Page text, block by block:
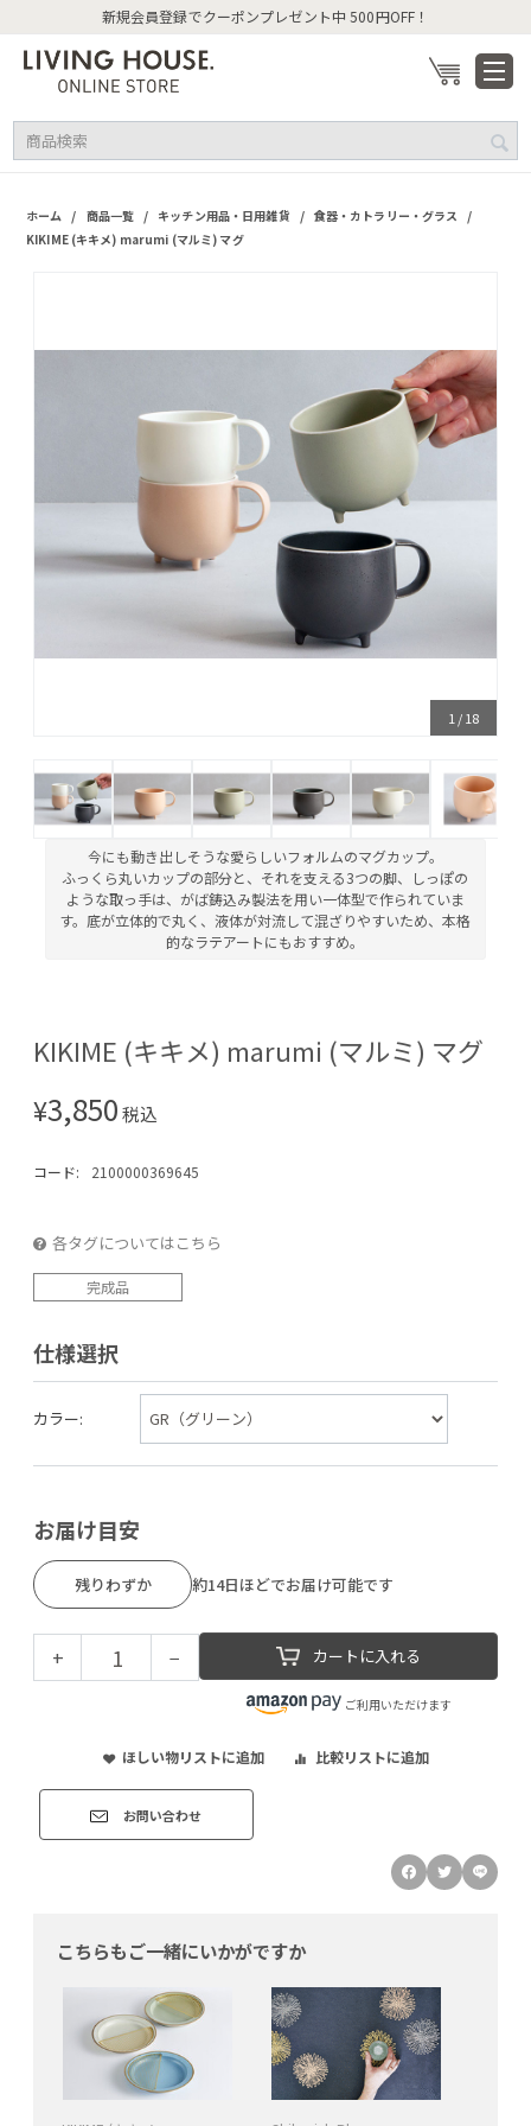
新規会員登録でクーポンプレゼント中 500円OFF！
ホーム / 商品一覧 / キッチン用品・日用雑貨 / 食器・カトラリー・グラス /
KIKIME (キキメ) marumi (マルミ) マグ
1 /18
今にも動き出しそうな愛らしいフォルムのマグカップ。
ふっくら丸いカップの部分と、それを支える3つの脚、しっぽの
ような取っ手は、がば鋳込み製法を用い一体型で作られていま
す。底が立体的で丸く、液体が対流して混ざりやすいため、本格
的なラテアートにもおすすめ。
KIKIME (キキメ) marumi (マルミ) マグ
¥3,850税込
コード: 2100000369645
各タグについてはこちら
完成品
仕様選択
カラー:
お届け目安
残りわずか 約14日ほどでお届け可能です
+ − カートに入れる
ご利用いただけます
ほしい物リストに追加 比較リストに追加
お問い合わせ
こちらもご一緒にいかがですか